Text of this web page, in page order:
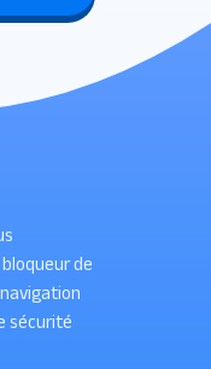
de
sécurité